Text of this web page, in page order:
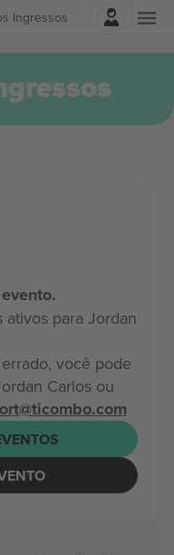
Ingressos
Entrar
para Jordan
você pode
Carlos ou